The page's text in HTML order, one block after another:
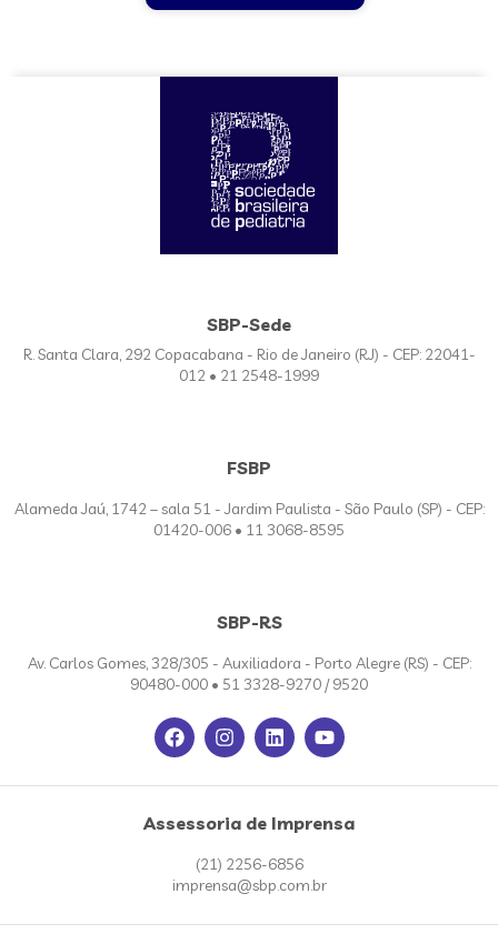
SBP-Sede
R. Santa Clara, 292 Copacabana - Rio de Janeiro (RJ) - CEP: 22041-
012 • 21 2548-1999
FSBP
Alameda Jaú, 1742 – sala 51 - Jardim Paulista - São Paulo (SP) - CEP:
01420-006 • 11 3068-8595
SBP-RS
Av. Carlos Gomes, 328/305 - Auxiliadora - Porto Alegre (RS) - CEP:
90480-000 • 51 3328-9270 / 9520
Assessoria de Imprensa
(21) 2256-6856
imprensa@sbp.com.br